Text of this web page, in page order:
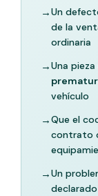
→Un
de la
ordinaria
→Una
vehículo
→Que el
contrato
→Un
declarado